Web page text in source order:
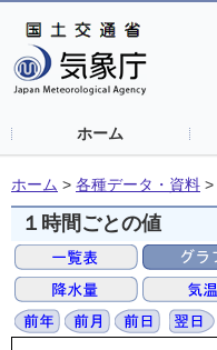
ホーム
ホーム > 各種データ・資料 >
１時間ごとの値